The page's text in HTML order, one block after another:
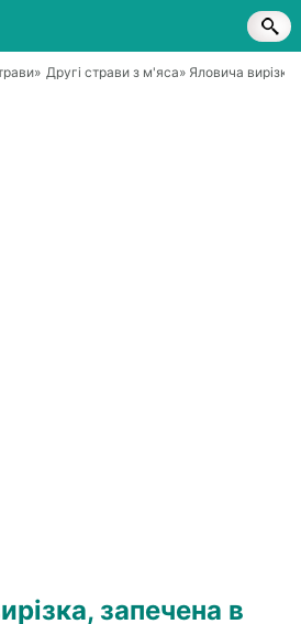
» Другі страви з м'яса» Яловича
запечена в